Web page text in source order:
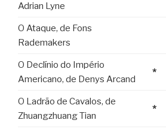
Adrian Lyne
O Ataque, de Fons
Rademakers
O Declínio do Império
Americano, de Denys Arcand
*
O Ladrão de Cavalos, de
Zhuangzhuang Tian
*